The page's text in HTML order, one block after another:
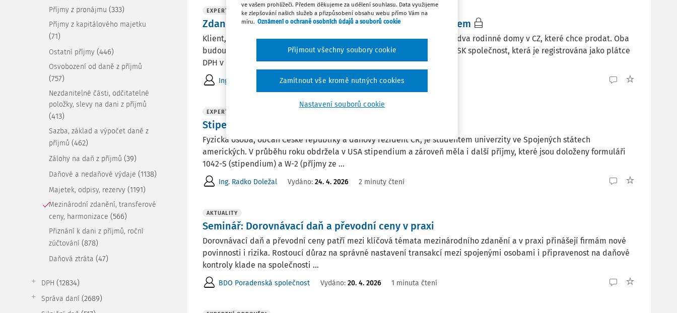
Příjmy z pronájmu (333)
Příjmy z kapitálového majetku
(71)
Ostatní příjmy (446)
Osvobození od daně z příjmů
(757)
Nezdanitelné části, odčitatelné
položky, slevy na dani z příjmů
(413)
Sazba, základ a výpočet daně z
příjmů (462)
Zálohy na daň z příjmů (39)
Daňové a nedaňové výdaje (1138)
Majetek, odpisy, rezervy (1191)
Mezinárodní zdanění, transferové
ceny, harmonizace (566)
Přiznání k dani z příjmů, roční
zúčtování (878)
Daňová ztráta (47)
DPH (12834)
Správa daní (2689)
EXPERTNÍ ODPOVĚDI
Zdanění výstavby řadových domů slovenským rezidentem
Klient, fyzická osoba, daňový rezident SK a osoba nepodnikající staví dva rodinné domy v CZ, které chce prodat. Oba
budou splňovat podmínku sociálního bydlení do 350m2 a staví mu je SK společnost, která je registrována jako plátce
DPH v CZ. Dostavěno bude ...
Ing. Jan Ployer Vydáno:27. 4. 2026 4 minuty čtení
EXPERTNÍ ODPOVĚDI
Stipendium a příjem z USA
Fyzická osoba, občan České republiky a daňový rezident ČR, je studentem univerzity ve Spojených státech
amerických. V průběhu roku obdržela v USA stipendium a zároveň měla i další příjmy, které jsou doloženy formuláři
1042-S (stipendium) a W-2 (příjmy ze ...
Ing. Radko Doležal Vydáno: 24. 4. 2026 2 minuty čtení
AKTUALITY
Seminář: Dorovnávací daň a převodní ceny v praxi
Dorovnávací daň a převodní ceny patří mezi klíčová témata mezinárodního zdanění a v praxi přinášejí firmám nové
povinnosti i rizika. Rostoucí důraz na správné nastavení transakcí mezi spojenými osobami i připravenost na daňové
kontroly klade na společnosti ...
BDO Poradenská společnost Vydáno: 20. 4. 2026 1 minuta čtení
ve vašem prohlížeči. Předem děkujeme za udělení souhlasu. Data využijeme
ke zlepšování našich služeb a přizpůsobení obsahu webu přímo Vám na
míru. Oznámení o ochraně osobních údajů a souborů cookie
Nastavení souborů cookie
Zamítnout vše kromě nutných cookies
Přijmout všechny soubory cookie